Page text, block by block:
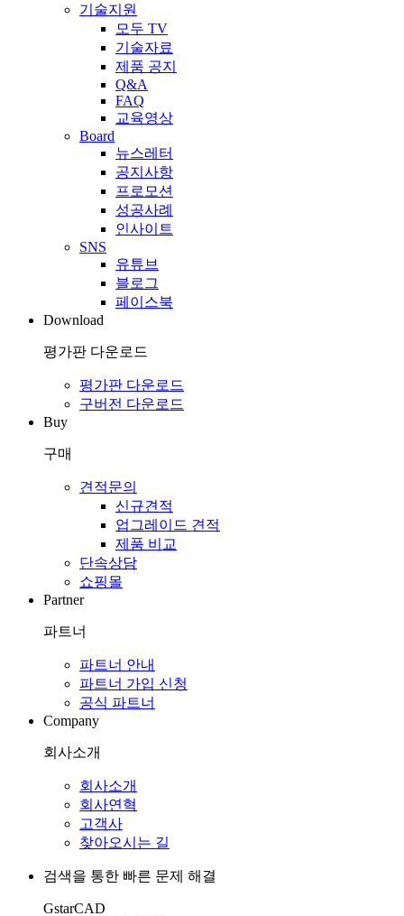
기술지원
모두 TV
기술자료
제품 공지
Q&A
FAQ
교육영상
Board
뉴스레터
공지사항
프로모션
성공사례
인사이트
SNS
유튜브
블로그
페이스북
Download
평가판 다운로드
평가판 다운로드
구버전 다운로드
Buy
구매
견적문의
신규견적
업그레이드 견적
제품 비교
단속상담
쇼핑몰
Partner
파트너
파트너 안내
파트너 가입 신청
공식 파트너
Company
회사소개
회사소개
회사연혁
고객사
찾아오시는 길
검색을 통한 빠른 문제 해결
GstarCAD